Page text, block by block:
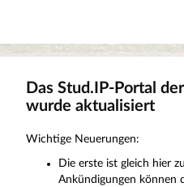
Das Stud.IP-Portal
wurde aktualisiert
Wichtige Neuerungen:
Die erste ist gleich hier
Ankündigungen können